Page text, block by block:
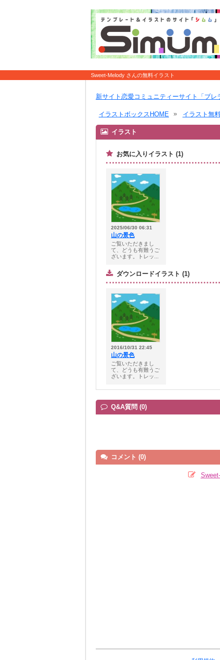
Sweet-Melody さんの無料イラスト
新サイト恋愛コミュニティーサイト「ブレ
イラストボックスHOME イラスト無
イラスト
お気に入りイラスト (1)
2025/06/30 06:31
山の景色
ご覧いただきまし
て、どうも有難うご
ざいます。トレッ...
ダウンロードイラスト (1)
2016/10/31 22:45
山の景色
ご覧いただきまし
て、どうも有難うご
ざいます。トレッ...
Q&A質問 (0)
コメント (0)